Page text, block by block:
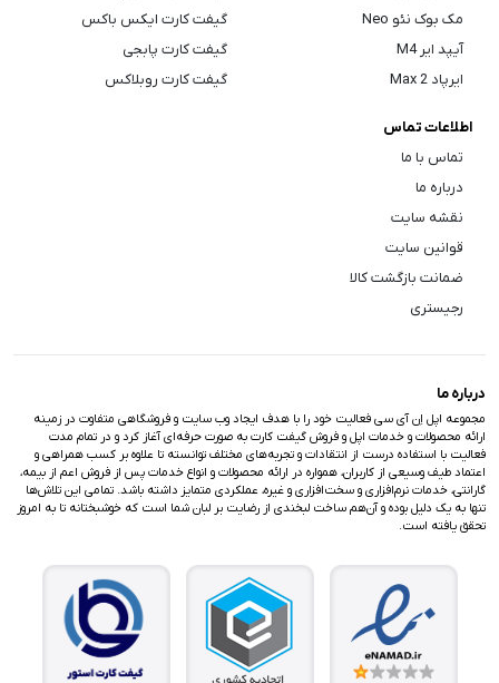
مک بوک نئو Neo
آیپد ایر M4
ایرپاد Max 2
گیفت کارت ایکس باکس
گیفت کارت پابجی
گیفت کارت روبلاکس
اطلاعات تماس
تماس با ما
درباره ما
نقشه سایت
قوانین سایت
ضمانت بازگشت کالا
رجیستری
درباره ما
مجموعه اپل اِن آی سی فعالیت خود را با هدف ایجاد وب سایت و فروشگاهی متفاوت در زمینه
ارائه محصولات و خدمات اپل و فروش گیفت کارت به صورت حرفه‌ای آغاز کرد و در تمام مدت
فعالیت با استفاده درست از انتقادات و تجربه‌های مختلف توانسته تا علاوه بر کسب همراهی و
اعتماد طیف وسیعی از کاربران، همواره در ارائه محصولات و انواع خدمات پس از فروش اعم از بیمه،
گارانتی، خدمات نرم‌افزاری و سخت‌افزاری و غیره، عملکردی متمایز داشته باشد. تمامی این تلاش‌ها
تنها به یک دلیل بوده و آن‌هم ساخت لبخندی از رضایت بر لبان شما است که خوشبختانه تا به امروز
تحقق یافته است.